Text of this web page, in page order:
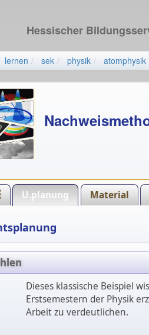
Hessischer
lernen sek physik atomphysik
U.planung Material
Dieses klassische Beispiel
Erstsemestern der Physik
Arbeit zu verdeutlichen.